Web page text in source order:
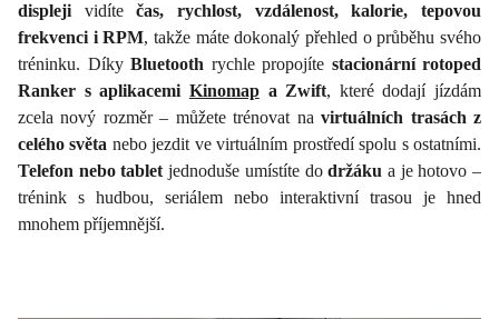
displeji vidítečas, rychlost, vzdálenost, kalorie, tepovou
frekvenci i RPM, takže máte dokonalý přehled o průběhu svého
tréninku. Díky Bluetooth rychle propojíte stacionární rotoped
Ranker s aplikacemi Kinomapa Zwift, které dodají jízdám
zcela nový rozměr – můžete trénovat navirtuálních trasách z
celého světa nebo jezdit ve virtuálním prostředí spolu s ostatními.
Telefon nebo tablet jednoduše umístíte dodržáku a je hotovo –
trénink s hudbou, seriálem nebo interaktivní trasou je hned
mnohem příjemnější.